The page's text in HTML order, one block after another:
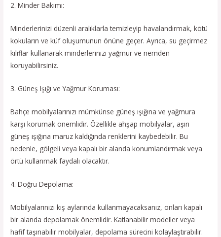
2. Minder Bakımı:
Minderlerinizi düzenli aralıklarla temizleyip havalandırmak, kötü
kokuların ve küf oluşumunun önüne geçer. Ayrıca, su geçirmez
kılıflar kullanarak minderlerinizi yağmur ve nemden
koruyabilirsiniz.
3. Güneş Işığı ve Yağmur Koruması:
Bahçe mobilyalarınızı mümkünse güneş ışığına ve yağmura
karşı korumak önemlidir. Özellikle ahşap mobilyalar, aşırı
güneş ışığına maruz kaldığında renklerini kaybedebilir. Bu
nedenle, gölgeli veya kapalı bir alanda konumlandırmak veya
örtü kullanmak faydalı olacaktır.
4. Doğru Depolama:
Mobilyalarınızı kış aylarında kullanmayacaksanız, onları kapalı
bir alanda depolamak önemlidir. Katlanabilir modeller veya
hafif taşınabilir mobilyalar, depolama sürecini kolaylaştırabilir.